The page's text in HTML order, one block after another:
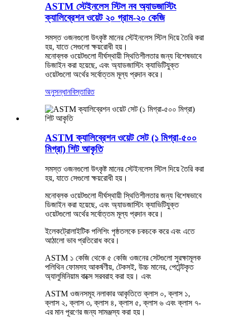
ASTM স্টেইনলেস স্টিল নব অ্যাডজাস্টিং
ক্যালিব্রেশন ওয়েট ২০ গ্রাম-২০ কেজি
সমস্ত ওজনগুলো উৎকৃষ্ট মানের স্টেইনলেস স্টিল দিয়ে তৈরি করা
হয়, যাতে সেগুলো ক্ষয়রোধী হয়।
মনোব্লক ওয়েটগুলো দীর্ঘস্থায়ী স্থিতিশীলতার জন্য বিশেষভাবে
ডিজাইন করা হয়েছে, এবং অ্যাডজাস্টিং ক্যাভিটিযুক্ত
ওয়েটগুলো অর্থের সর্বোত্তম মূল্য প্রদান করে।
অনুসন্ধানবিস্তারিত
ASTM ক্যালিব্রেশন ওয়েট সেট (১ মিগ্রা-৫০০
মিগ্রা) শিট আকৃতি
সমস্ত ওজনগুলো উৎকৃষ্ট মানের স্টেইনলেস স্টিল দিয়ে তৈরি করা
হয়, যাতে সেগুলো ক্ষয়রোধী হয়।
মনোব্লক ওয়েটগুলো দীর্ঘস্থায়ী স্থিতিশীলতার জন্য বিশেষভাবে
ডিজাইন করা হয়েছে, এবং অ্যাডজাস্টিং ক্যাভিটিযুক্ত
ওয়েটগুলো অর্থের সর্বোত্তম মূল্য প্রদান করে।
ইলেকট্রোলাইটিক পলিশিং পৃষ্ঠতলকে চকচকে করে এবং এতে
আঠালো ভাব প্রতিরোধ করে।
ASTM ১ কেজি থেকে ৫ কেজি ওজনের সেটগুলো সুরক্ষামূলক
পলিথিন ফোমসহ আকর্ষণীয়, টেকসই, উচ্চ মানের, পেটেন্টকৃত
অ্যালুমিনিয়াম বাক্সে সরবরাহ করা হয়। এবং
ASTM ওজনসমূহ নলাকার আকৃতিতে ক্লাস ০, ক্লাস ১,
ক্লাস ২, ক্লাস ৩, ক্লাস ৪, ক্লাস ৫, ক্লাস ৬ এবং ক্লাস ৭-
এর মান পূরণের জন্য সামঞ্জস্য করা হয়।